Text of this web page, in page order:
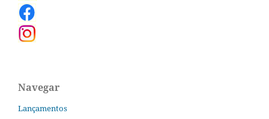
Navegar
Lançamentos